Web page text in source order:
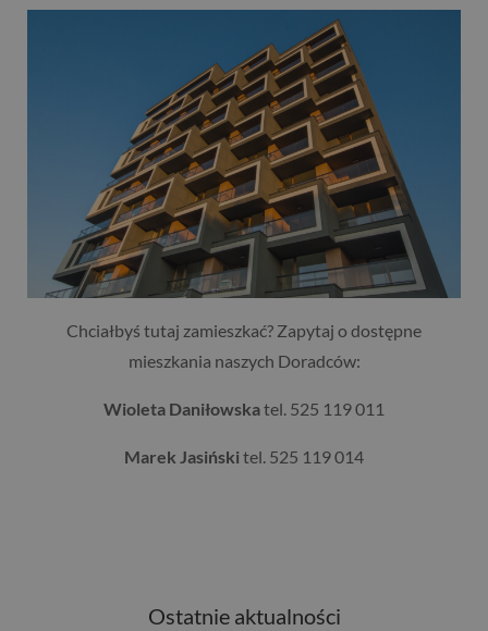
Chciałbyś tutaj zamieszkać? Zapytaj o dostępne
mieszkania naszych Doradców:
Wioleta Daniłowskatel. 525 119 011
Marek Jasińskitel. 525 119 014
Ostatnie aktualności